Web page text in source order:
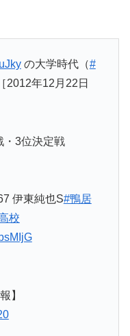
の大学時代（#
2012年12月22日
・3位決定戦
伊東純也S#鴨居
校
】